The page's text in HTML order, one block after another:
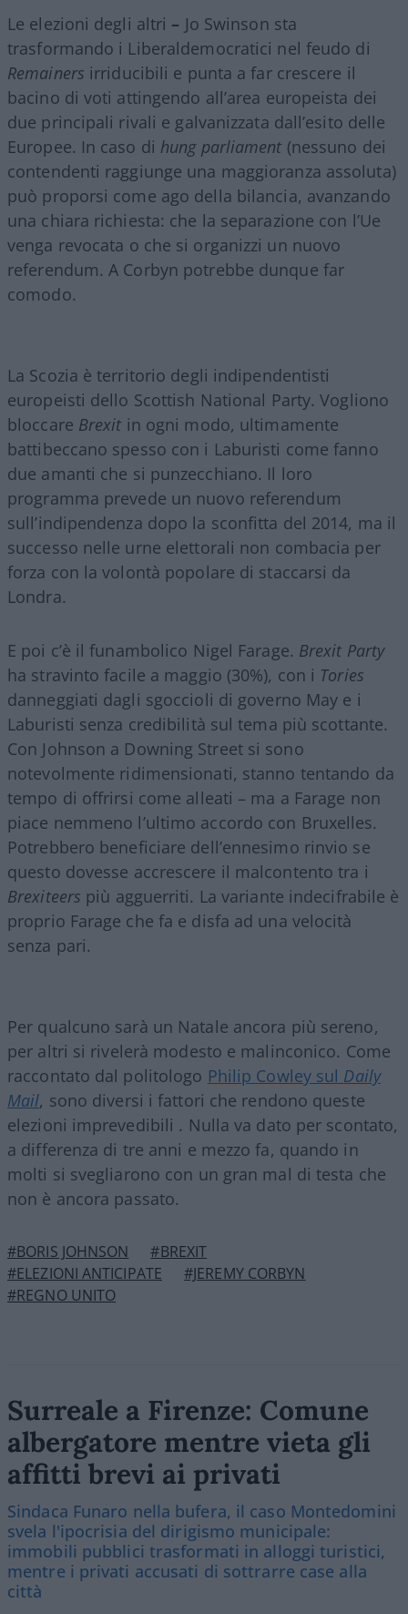
Le elezioni degli altri – Jo Swinson sta
trasformando i Liberaldemocratici nel feudo di
Remainers irriducibili e punta a far crescere il
bacino di voti attingendo all’area europeista dei
due principali rivali e galvanizzata dall’esito delle
Europee. In caso di hung parliament (nessuno dei
contendenti raggiunge una maggioranza assoluta)
può proporsi come ago della bilancia, avanzando
una chiara richiesta: che la separazione con l’Ue
venga revocata o che si organizzi un nuovo
referendum. A Corbyn potrebbe dunque far
comodo.
La Scozia è territorio degli indipendentisti
europeisti dello Scottish National Party. Vogliono
bloccare Brexit in ogni modo, ultimamente
battibeccano spesso con i Laburisti come fanno
due amanti che si punzecchiano. Il loro
programma prevede un nuovo referendum
sull’indipendenza dopo la sconfitta del 2014, ma il
successo nelle urne elettorali non combacia per
forza con la volontà popolare di staccarsi da
Londra.
E poi c’è il funambolico Nigel Farage. Brexit Party
ha stravinto facile a maggio (30%), con i Tories
danneggiati dagli sgoccioli di governo May e i
Laburisti senza credibilità sul tema più scottante.
Con Johnson a Downing Street si sono
notevolmente ridimensionati, stanno tentando da
tempo di offrirsi come alleati – ma a Farage non
piace nemmeno l’ultimo accordo con Bruxelles.
Potrebbero beneficiare dell’ennesimo rinvio se
questo dovesse accrescere il malcontento tra i
Brexiteers più agguerriti. La variante indecifrabile è
proprio Farage che fa e disfa ad una velocità
senza pari.
Per qualcuno sarà un Natale ancora più sereno,
per altri si rivelerà modesto e malinconico. Come
raccontato dal politologo Philip Cowley sul Daily
Mail, sono diversi i fattori che rendono queste
elezioni imprevedibili . Nulla va dato per scontato,
a differenza di tre anni e mezzo fa, quando in
molti si svegliarono con un gran mal di testa che
non è ancora passato.
#BORIS JOHNSON
#BREXIT
#ELEZIONI ANTICIPATE
#JEREMY CORBYN
#REGNO UNITO
Surreale a Firenze: Comune
albergatore mentre vieta gli
affitti brevi ai privati
Sindaca Funaro nella bufera, il caso Montedomini
svela l'ipocrisia del dirigismo municipale:
immobili pubblici trasformati in alloggi turistici,
mentre i privati accusati di sottrarre case alla
città